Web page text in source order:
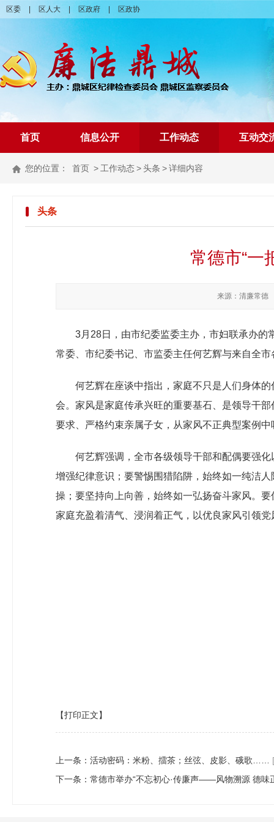
区委 区人大 区政府 区政协
首页 信息公开 工作动态 互动交
您的位置： 首页 > 工作动态>头条 >详细内容
头条
常德市“一
来源：清廉常德
3月28日，由市纪委监委主办，市妇联承办的
常委、市纪委书记、市监委主任何艺辉与来自全
何艺辉在座谈中指出， 家庭不只是人们身体
会。 家风是家庭传承兴旺的重要基石、是领导干
要求、严格约束亲属子女 ，从家风不正典型案例
何艺辉强调， 全市各级领导干部和配偶要强
增强纪律意识；要警惕围猎陷阱，始终如一纯洁
操；要坚持向上向善，始终如一弘扬奋斗家风。 要
家庭充盈着清气、浸润着正气 ，以优良家风引领
【打印正文】
上一条： 活动密码：米粉、擂茶；丝弦、皮影、硪歌……
下一条： 常德市举办“不忘初心·传廉声——风物溯源 德味